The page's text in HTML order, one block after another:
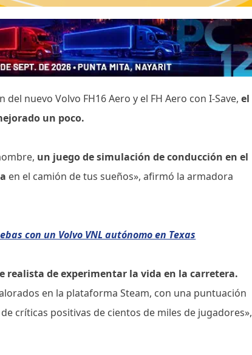
nuevo Volvo FH16 Aero y el FH Aero con I-Save, el
un poco.
un juego de simulación de conducción en el
en el camión de tus sueños», afirmó la armadora
con un Volvo VNL autónomo en Texas
de experimentar la vida en la carretera.
en la plataforma Steam, con una puntuación
críticas positivas de cientos de miles de jugadores»,